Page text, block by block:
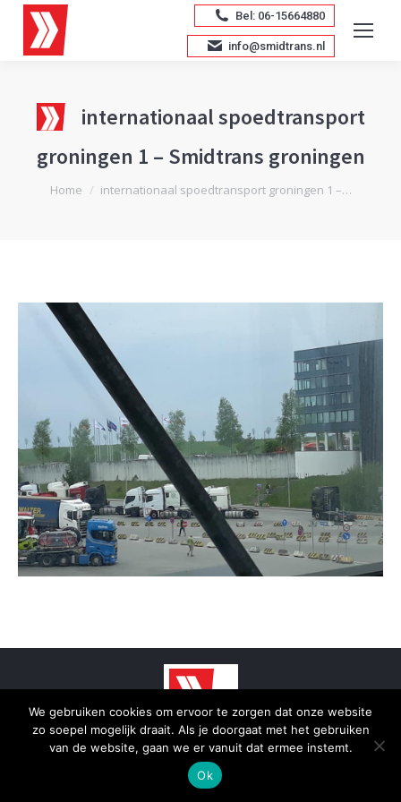
Bel: 06-15664880
info@smidtrans.nl
internationaal spoedtransport
groningen 1 – Smidtrans groningen
Je bent hier:
Home internationaal spoedtransport groningen 1 –…
© 2025 - SmidTrans - Koerier Groningen
Bottom menu
We gebruiken cookies om ervoor te zorgen dat onze website
zo soepel mogelijk draait. Als je doorgaat met het gebruiken
van de website, gaan we er vanuit dat ermee instemt.
Ok